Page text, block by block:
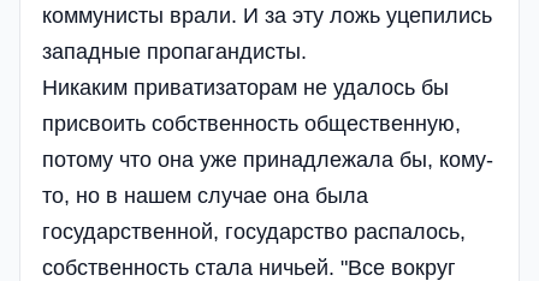
коммунисты врали. И за эту ложь уцепились
западные пропагандисты.
Никаким приватизаторам не удалось бы
присвоить собственность общественную,
потому что она уже принадлежала бы, кому-
то, но в нашем случае она была
государственной, государство распалось,
собственность стала ничьей. "Все вокруг